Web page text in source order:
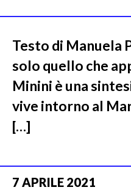
Testo di Manuela
solo quello che
Minini è una
vive intorno al
[…]
7 APRILE 2021